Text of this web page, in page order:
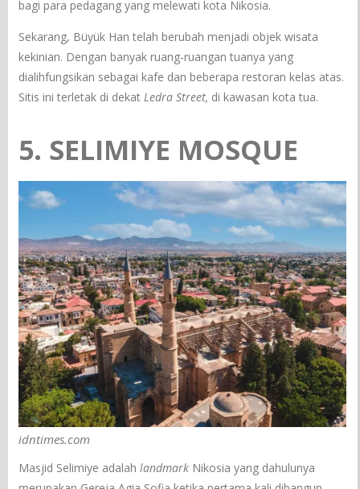
bagi para pedagang yang melewati kota Nikosia.
Sekarang, Büyük Han telah berubah menjadi objek wisata
kekinian. Dengan banyak ruang-ruangan tuanya yang
dialihfungsikan sebagai kafe dan beberapa restoran kelas atas.
Sitis ini terletak di dekatLedra Street, di kawasan kota tua.
5. SELIMIYE MOSQUE
idntimes.com
Masjid Selimiye adalahlandmark Nikosia yang dahulunya